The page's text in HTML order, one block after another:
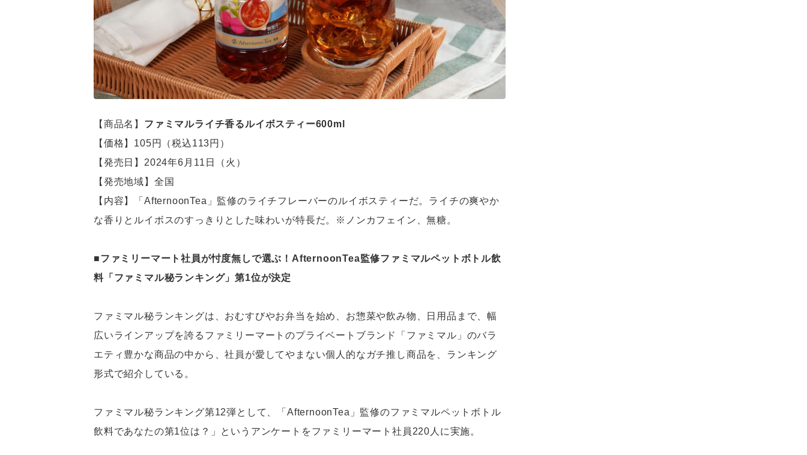
【商品名】 ファミマルライチ香るルイボスティー600ml
【価格】105円（税込113円）
【発売日】2024年6月11日（火）
【発売地域】全国
【内容】「AfternoonTea」監修のライチフレーバーのルイボスティーだ。ライチの爽やか
な香りとルイボスのすっきりとした味わいが特長だ。※ノンカフェイン、無糖。
■ファミリーマート社員が忖度無しで選ぶ！AfternoonTea監修ファミマルペットボトル飲
料「ファミマル秘ランキング」第1位が決定
ファミマル秘ランキングは、おむすびやお弁当を始め、お惣菜や飲み物、日用品まで、幅
広いラインアップを誇るファミリーマートのプライベートブランド「ファミマル」のバラ
エティ豊かな商品の中から、社員が愛してやまない個人的なガチ推し商品を、ランキング
形式で紹介している。
ファミマル秘ランキング第12弾として、「AfternoonTea」監修のファミマルペットボトル
飲料であなたの第1位は？」というアンケートをファミリーマート社員220人に実施。